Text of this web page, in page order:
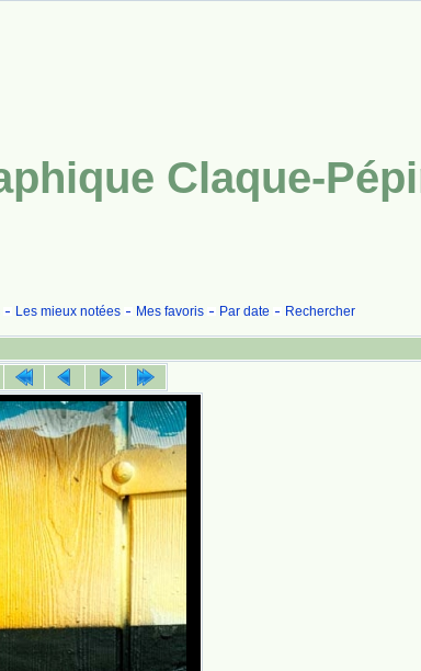
Claque-
Les mieux notées Mes favoris Par date Rechercher